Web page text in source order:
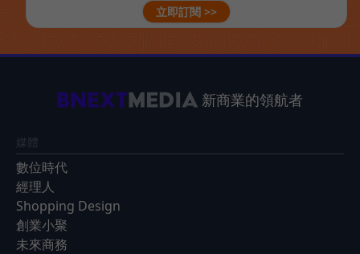
立即訂閱 >>
新商業的領航者
媒體
數位時代
經理人
Shopping Design
創業小聚
未來商務